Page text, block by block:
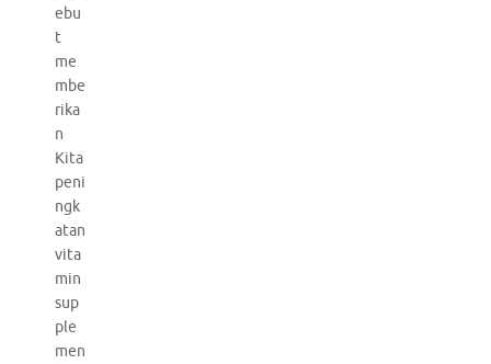
ebu
t
me
mbe
rika
n
Kita
peni
ngk
atan
vita
min
sup
ple
men